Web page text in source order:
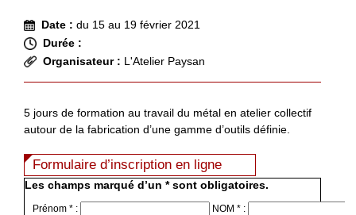
Date : du 15 au 19 février 2021
Durée :
Organisateur : L'Atelier Paysan
5 jours de formation au travail du métal en atelier collectif
autour de la fabrication d’une gamme d’outils définie.
Formulaire d’inscription en ligne
Les champs marqué d’un * sont obligatoires.
Prénom * : NOM * :